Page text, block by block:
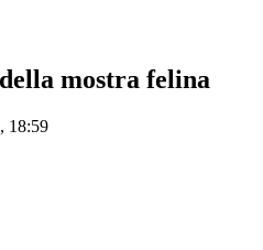
mostra felina
18:59